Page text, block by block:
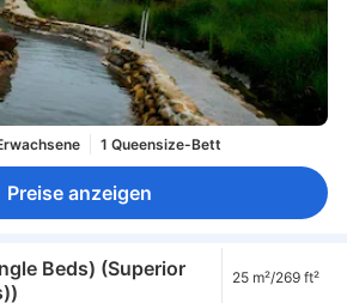
1 Queensize-Bett
Preise anzeigen
Beds) (Superior
25 m²/269 ft²